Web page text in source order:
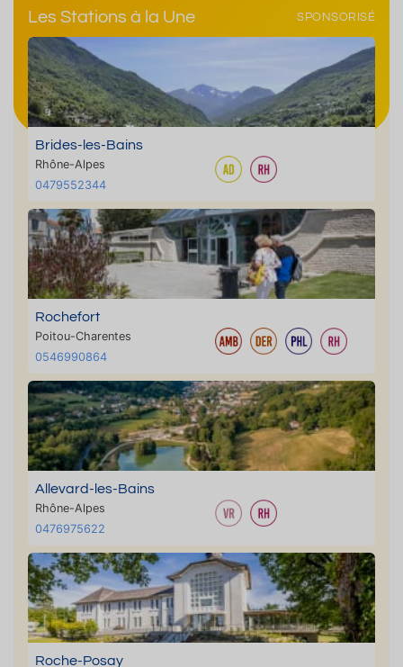
Les Stations à la Une SPONSORISÉ
Brides-les-Bains
Rhône-Alpes
0479552344
Rochefort
Poitou-Charentes
0546990864
Allevard-les-Bains
Rhône-Alpes
0476975622
Roche-Posay